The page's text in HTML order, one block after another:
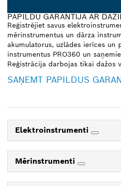
PAPILDU GARANTIJA AR
Reģistrējiet savus
mērinstrumentus un dārza
akumulatorus, uzlādes ierīces un
instrumentus PRO360 un
Reģistrācija darbojas tikai dažos
SAŅEMT PAPILDUS
Elektroinstrumenti
Mērinstrumenti